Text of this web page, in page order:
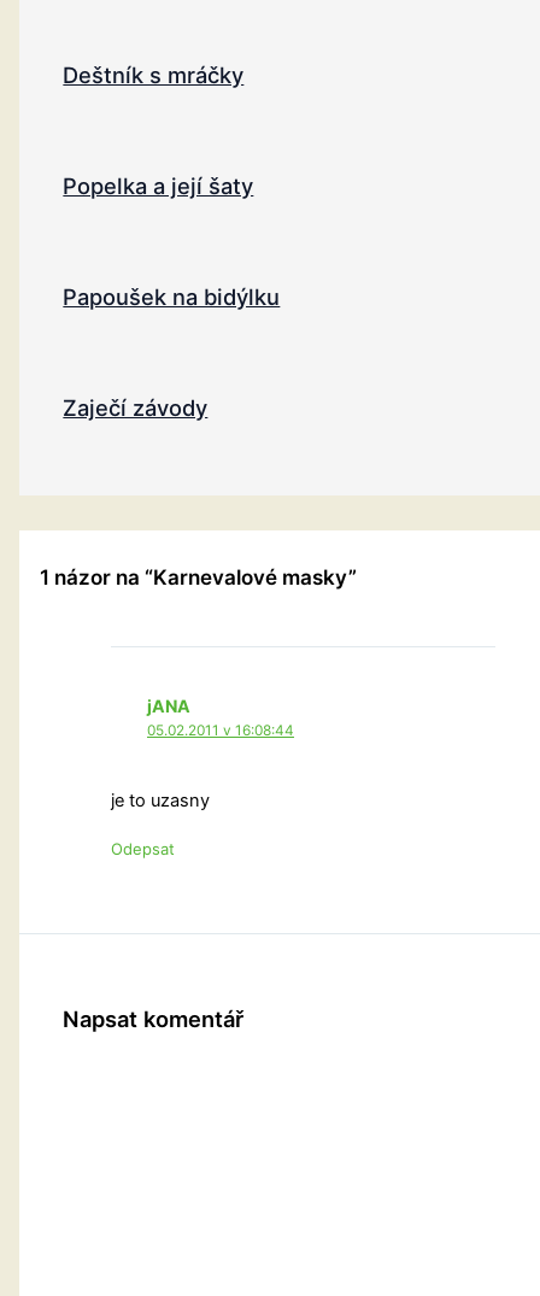
Deštník s mráčky
Popelka a její šaty
Papoušek na bidýlku
Zaječí závody
1 názor na “Karnevalové masky”
jANA
05.02.2011 v 16:08:44
je to uzasny
Odepsat
Napsat komentář